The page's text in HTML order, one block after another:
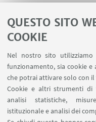
QUESTO SITO
COOKIE
Nel nostro sito
funzionamento, sia cookie
che potrai attivare solo con
Cookie e altri strumenti di
analisi statistiche,
istituzionale e analisi dei
Silvia Mirri, Moreno
Daniele Tarchi, Vittorio
Michele Lombardi,
Stefano Gandolfi,
Giampaolo Campana,
Daniele Vigo, Antonio
Riccardo Rovatti,
Sistemi semantici
gestione della
Silvia Mirri, Paolo
Stefano Rizzi, Dario